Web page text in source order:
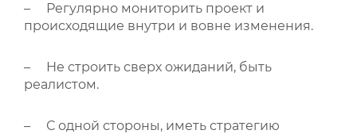
– Регулярно мониторить проект и
происходящие внутри и вовне изменения.
– Не строить сверх ожиданий, быть
реалистом.
– С одной стороны, иметь стратегию